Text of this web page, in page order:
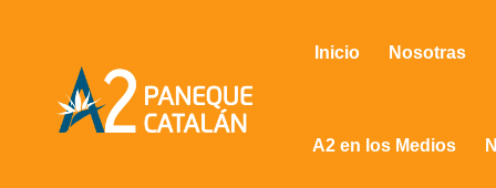
Inicio Nosotras
A2 en los Medios